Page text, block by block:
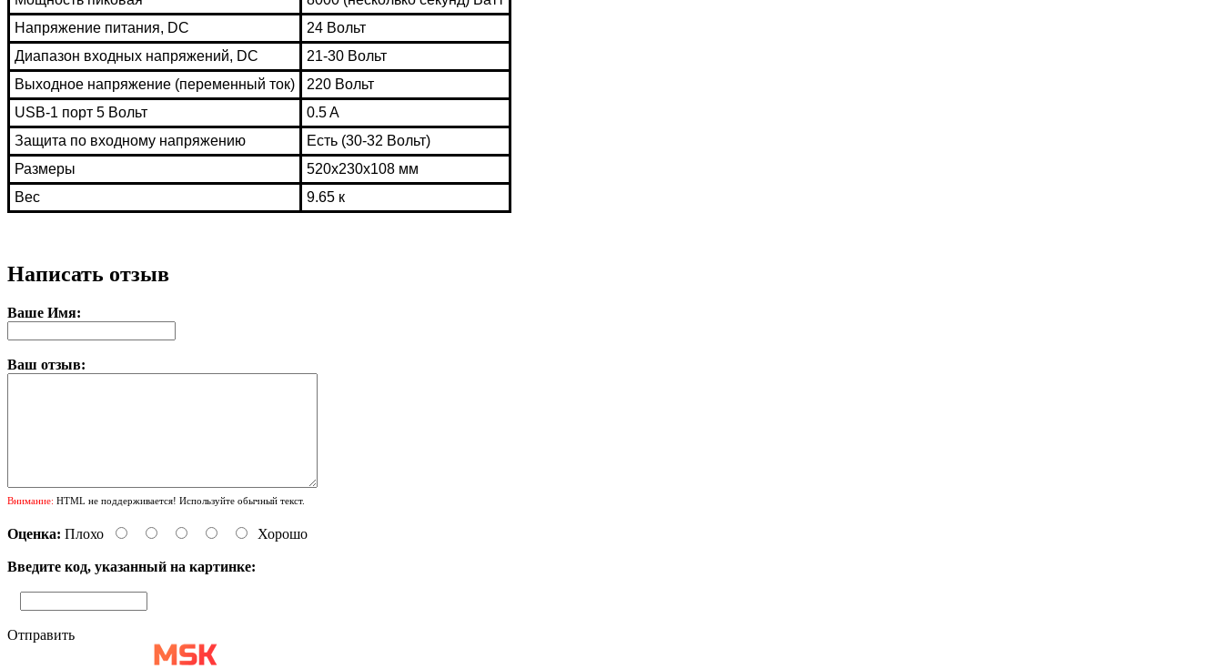
Напряжение питания, DC
24 Вольт
Диапазон входных напряжений, DC
21-30 Вольт
Выходное напряжение (переменный ток)
220 Вольт
USB-1 порт 5 Вольт
0.5 A
Защита по входному напряжению
Есть (30-32 Вольт)
Размеры
520х230х108 мм
Bec
9.65 к
Написать отзыв
Ваше Имя:
Ваш отзыв:
Внимание: HTML не поддерживается! Используйте обычный текст.
Оценка: Плохо Хорошо
Введите код, указанный на картинке:
Отправить